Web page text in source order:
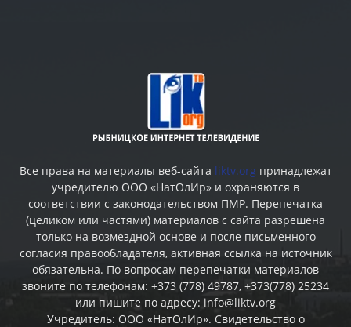
Все права на материалы веб-сайта liktv.org принадлежат
учредителю ООО «НатОлИр» и охраняются в
соответствии с законодательством ПМР. Перепечатка
(целиком или частями) материалов c сайта разрешена
только на возмездной основе и после письменного
согласия правообладателя, активная ссылка на источник
обязательна. По вопросам перепечатки материалов
звоните по телефонам: +373 (778) 49787, +373(778) 25234
или пишите по адресу: info@liktv.org
Учредитель: ООО «НатОлИр». Свидетельство о